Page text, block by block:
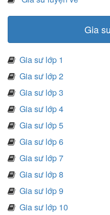
Gia
Gia sư lớp 1
Gia sư lớp 2
Gia sư lớp 3
Gia sư lớp 4
Gia sư lớp 5
Gia sư lớp 6
Gia sư lớp 7
Gia sư lớp 8
Gia sư lớp 9
Gia sư lớp 10